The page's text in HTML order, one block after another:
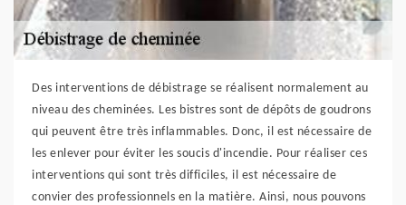
Des interventions de débistrage se réalisent normalement au
niveau des cheminées. Les bistres sont de dépôts de goudrons
qui peuvent être très inflammables. Donc, il est nécessaire de
les enlever pour éviter les soucis d'incendie. Pour réaliser ces
interventions qui sont très difficiles, il est nécessaire de
convier des professionnels en la matière. Ainsi, nous pouvons